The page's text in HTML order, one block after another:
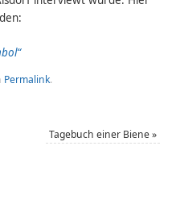
Permalink.
Tagebuch einer Biene»